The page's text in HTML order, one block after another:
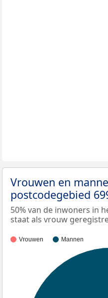
Vrouwen en
postcodegebied
50% van de inwoners in
staat als vrouw
Vrouwen Mannen